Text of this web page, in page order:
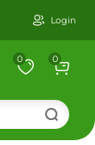
Login
0 0